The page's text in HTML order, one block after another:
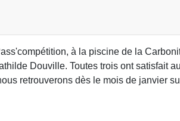
à la piscine de la
Douville. Toutes trois ont satisfait
retrouverons dès le mois de janvier